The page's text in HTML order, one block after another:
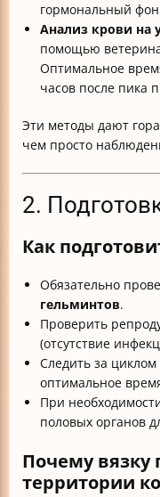
гормональный
Анализ крови на
помощью
Оптимальное
часов после пика
Эти методы дают
чем просто
2.
Как
Обязательно
гельминтов.
Проверить
(отсутствие
Следить за
оптимальное
При
половых органов
Почему вязку
территории